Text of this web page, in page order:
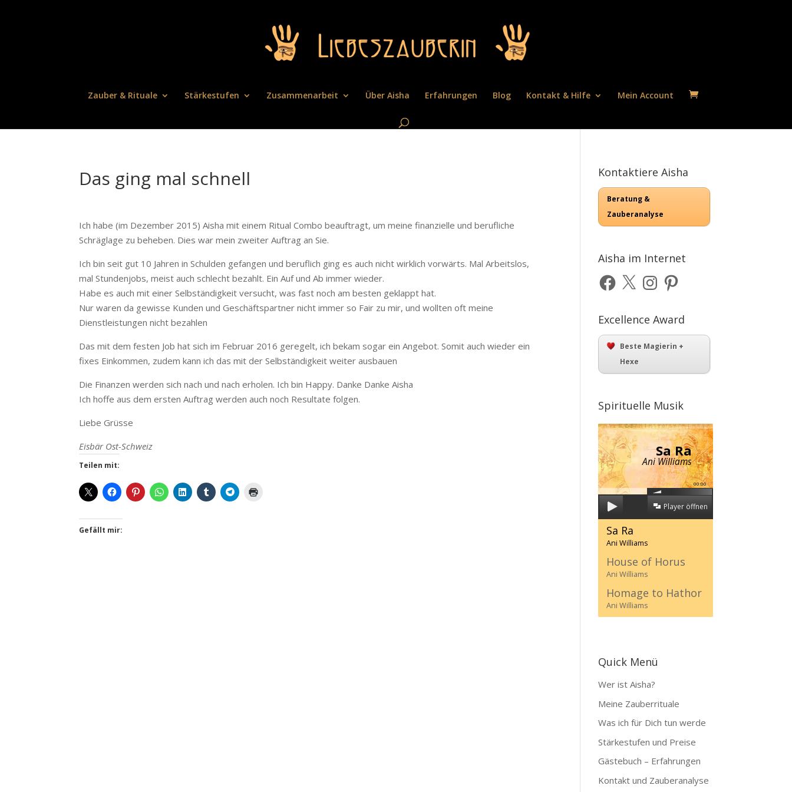
Zauber & Rituale Stärkestufen Zusammenarbeit Über Aisha Erfahrungen Blog Kontakt & Hilfe Mein Account
Das ging mal schnell
Ich habe (im Dezember 2015) Aisha mit einem Ritual Combo beauftragt, um meine finanzielle und berufliche
Schräglage zu beheben. Dies war mein zweiter Auftrag an Sie.
Ich bin seit gut 10 Jahren in Schulden gefangen und beruflich ging es auch nicht wirklich vorwärts. Mal Arbeitslos,
mal Stundenjobs, meist auch schlecht bezahlt. Ein Auf und Ab immer wieder.
Habe es auch mit einer Selbständigkeit versucht, was fast noch am besten geklappt hat.
Nur waren da gewisse Kunden und Geschäftspartner nicht immer so Fair zu mir, und wollten oft meine
Dienstleistungen nicht bezahlen
Das mit dem festen Job hat sich im Februar 2016 geregelt, ich bekam sogar ein Angebot. Somit auch wieder ein
fixes Einkommen, zudem kann ich das mit der Selbständigkeit weiter ausbauen
Die Finanzen werden sich nach und nach erholen. Ich bin Happy. Danke Danke Aisha
Ich hoffe aus dem ersten Auftrag werden auch noch Resultate folgen.
Liebe Grüsse
Eisbär Ost-Schweiz
Teilen mit:
Gefällt mir:
Kontaktiere Aisha
Beratung &
Zauberanalyse
Aisha im Internet
Facebook
X InstagramPinterest
Excellence Award
Beste Magierin +
Hexe
Spirituelle Musik
Sa Ra
Ani Williams
00:00
Player öffnen
Sa Ra
Ani Williams
House of Horus
Ani Williams
Homage to Hathor
Ani Williams
Quick Menü
Wer ist Aisha?
Meine Zauberrituale
Was ich für Dich tun werde
Stärkestufen und Preise
Gästebuch – Erfahrungen
Kontakt und Zauberanalyse